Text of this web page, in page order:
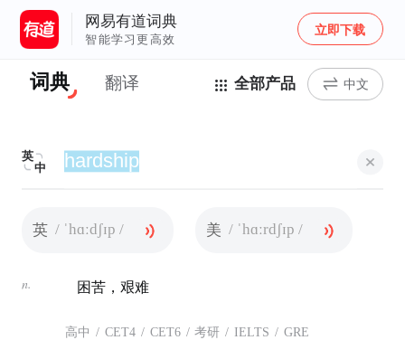
网易有道词典
智能学习更高效
立即下载
词典 翻译 全部产品 中文
英
中
英 / ˈhɑːdʃɪp / 美 / ˈhɑːrdʃɪp /
n. 困苦，艰难
高中 / CET4 / CET6 / 考研 / IELTS / GRE